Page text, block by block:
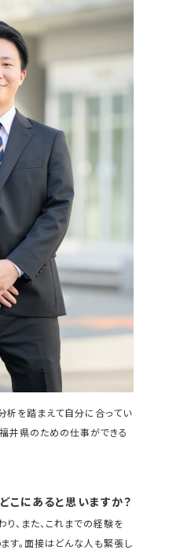
析を踏まえて自分に合ってい
福井県のための仕事ができる
こにあると思いますか？
、また、これまでの経験を
す。面接はどんな人も緊張し